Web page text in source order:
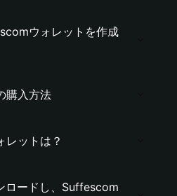
ウォレットを作成
購入方法
ットは？
ロードし、Suffescom